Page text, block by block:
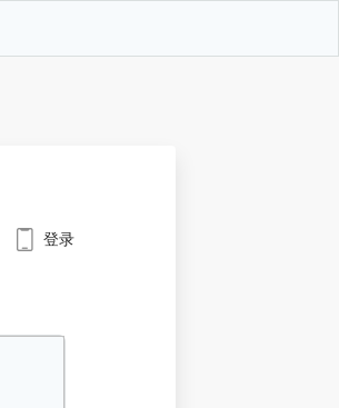
登录